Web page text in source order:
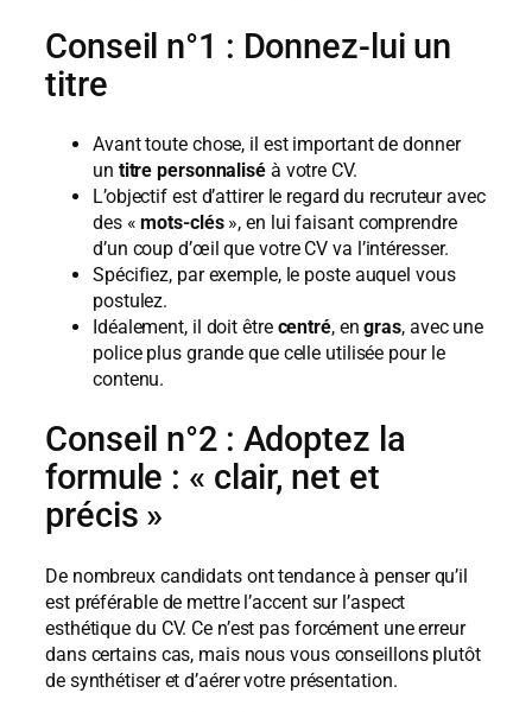
Conseil n°1 : Donnez-lui un
titre
Avant toute chose, il est important de donner
un titre personnalisé à votre CV.
L’objectif est d’attirer le regard du recruteur avec
des «mots-clés», en lui faisant comprendre
d’un coup d’œil que votre CV va l’intéresser.
Spécifiez, par exemple, le poste auquel vous
postulez.
Idéalement, il doit être centré, engras, avec une
police plus grande que celle utilisée pour le
contenu.
Conseil n°2 : Adoptez la
formule : « clair, net et
précis »
De nombreux candidats ont tendance à penser qu’il
est préférable de mettre l’accent sur l’aspect
esthétique du CV. Ce n’est pas forcément une erreur
dans certains cas, mais nous vous conseillons plutôt
de synthétiser et d’aérer votre présentation.